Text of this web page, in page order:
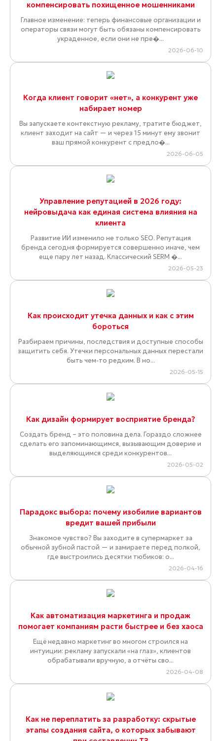
компенсировать похищенное мошенниками
Главное изменение: теперь финансовые организации и
операторы связи могут быть обязаны компенсировать
украденное, если они не пре�...
2026-06-10
Когда клиент говорит «нет», а конкурент уже
набирает номер
Вы запускаете контекстную рекламу, тратите бюджет,
клиент заходит на сайт — и через 15 минут ему звонит
ваш прямой конкурент с предло�...
2026-06-05
Управление репутацией в 2026 году:
нейровыдача как единая система влияния на
клиента
Развитие ИИ изменило не только SEO. Репутация
бренда сегодня формируется совершенно иначе, чем
еще пару лет назад. Классический SERM �...
2026-05-23
Как происходит утечка данных и как с этим
бороться
Разбираем причины, последствия и доступные способы
защитить себя. Утечки персональных данных перестали
быть чем-то редким. В но...
2026-05-15
Как дизайн формирует восприятие бренда?
Создать бренд – это половина дела. Гораздо сложнее
сделать его запоминающимся, вызывающим доверие и
выделяющимся среди конкурентов...
2026-05-02
Парадокс выбора: почему изобилие вариантов
вредит вашей прибыли
Знакомое чувство? Вы заходите в супермаркет за
обычной зубной пастой — и замираете перед полкой,
где выстроились десятки тюбиков: о...
2026-04-16
Как автоматизация маркетинга и продаж
помогает компаниям расти быстрее и без хаоса
Ещё недавно маркетинг во многом строился на
интуиции: рекламу запускали «на глаз», клиентов
обрабатывали вручную, а отчёты сво...
2026-04-08
Как не переплатить за разработку: скрытые
этапы создания сайта, о которых забывают